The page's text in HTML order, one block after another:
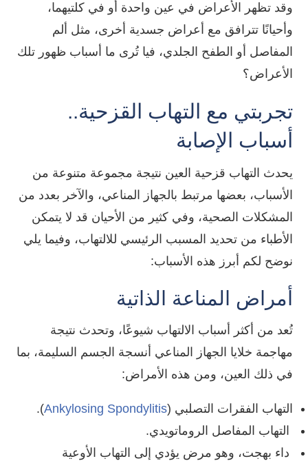
وقد تظهر الأعراض في عين واحدة أو في كلتيهما،
وأحيانًا تترافق مع أعراض جسدية أخرى، مثل ألم
المفاصل أو الطفح الجلدي، فيا تُرى ما أسباب ظهور تلك
الأعراض؟
تجربتي مع التهاب القزحية..
أسباب الإصابة
يحدث التهاب قزحية العين نتيجة مجموعة متنوعة من
الأسباب، بعضها مرتبط بالجهاز المناعي، والآخر بعدد من
المشكلات الصحية، وفي كثير من الأحيان قد لا يتمكن
الأطباء من تحديد المسبب الرئيسي للالتهاب، وفيما يلي
نوضح لكم أبرز هذه الأسباب:
أمراض المناعة الذاتية
تُعد من أكثر أسباب الالتهاب شيوعًا، وتحدث نتيجة
مهاجمة خلايا الجهاز المناعي أنسجة الجسم السليمة، بما
في ذلك العين، ومن هذه الأمراض:
التهاب الفقرات التصلبي (Ankylosing Spondylitis
).
التهاب المفاصل الروماتويدي.
داء بهجت، وهو مرض يؤدي إلى التهاب الأوعية